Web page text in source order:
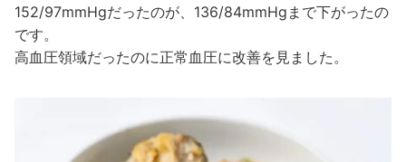
152/97mmHgだったのが、136/84mmHgまで下がったの
です。
高血圧領域だったのに正常血圧に改善を見ました。